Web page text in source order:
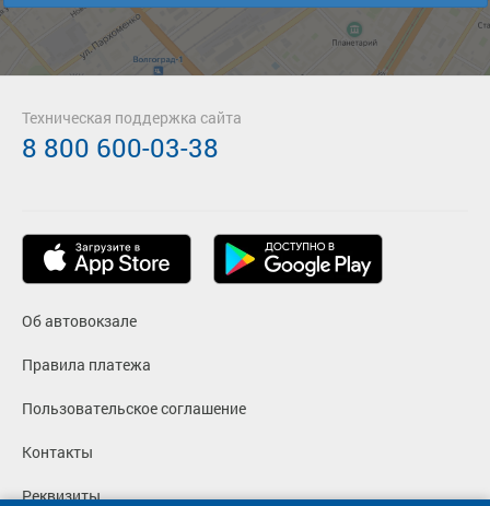
Об автовокзале
Правила платежа
Пользовательское соглашение
Контакты
Реквизиты
Техническая поддержка сайта
8 800 600-03-38